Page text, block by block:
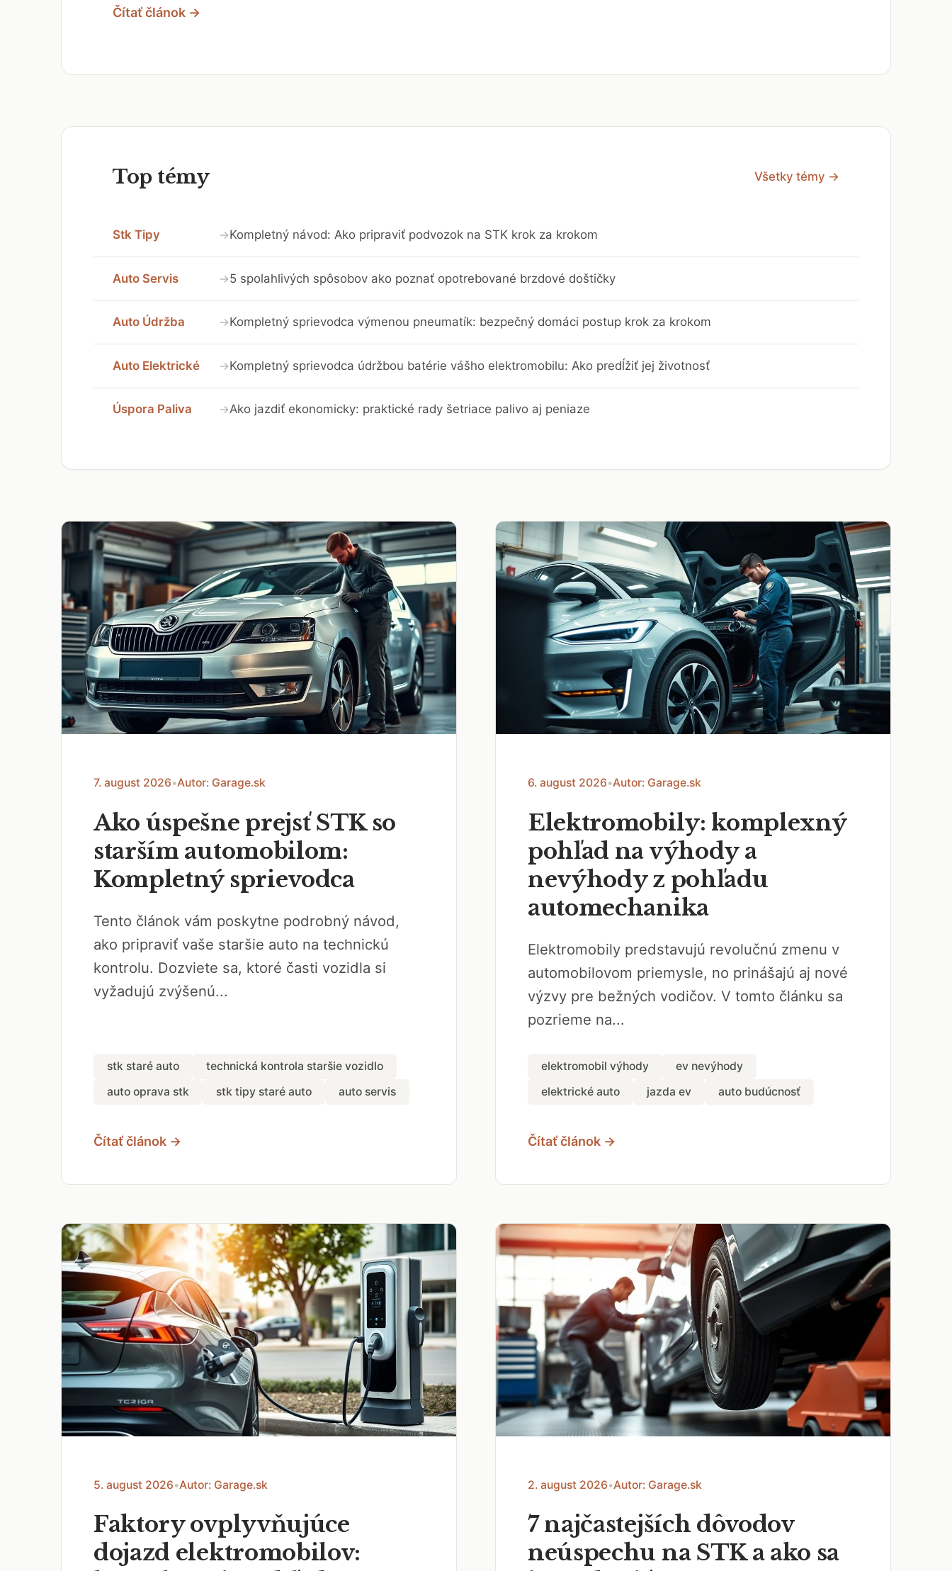
Čítať článok →
Top témy Všetky témy →
Stk Tipy →Kompletný návod: Ako pripraviť podvozok na STK krok za krokom
Auto Servis →5 spolahlivých spôsobov ako poznať opotrebované brzdové doštičky
Auto Údržba →Kompletný sprievodca výmenou pneumatík: bezpečný domáci postup krok za krokom
Auto Elektrické →Kompletný sprievodca údržbou batérie vášho elektromobilu: Ako predĺžiť jej životnosť
Úspora Paliva →Ako jazdiť ekonomicky: praktické rady šetriace palivo aj peniaze
7. august 2026•Autor: Garage.sk
Ako úspešne prejsť STK so
starším automobilom:
Kompletný sprievodca
Tento článok vám poskytne podrobný návod,
ako pripraviť vaše staršie auto na technickú
kontrolu. Dozviete sa, ktoré časti vozidla si
vyžadujú zvýšenú...
stk staré auto
technická kontrola staršie vozidlo
auto oprava stk
stk tipy staré auto auto servis
Čítať článok →
6. august 2026•Autor: Garage.sk
Elektromobily: komplexný
pohľad na výhody a
nevýhody z pohľadu
automechanika
Elektromobily predstavujú revolučnú zmenu v
automobilovom priemysle, no prinášajú aj nové
výzvy pre bežných vodičov. V tomto článku sa
pozrieme na...
elektromobil výhody
ev nevýhody
elektrické auto
jazda ev auto budúcnosť
Čítať článok →
5. august 2026•Autor: Garage.sk
Faktory ovplyvňujúce
dojazd elektromobilov:
2. august 2026•Autor: Garage.sk
7 najčastejších dôvodov
neúspechu na STK a ako sa